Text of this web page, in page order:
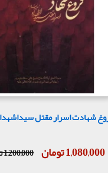
شهادت اسرار مقتل
1,080,000 تومان 1,200,000 تومان